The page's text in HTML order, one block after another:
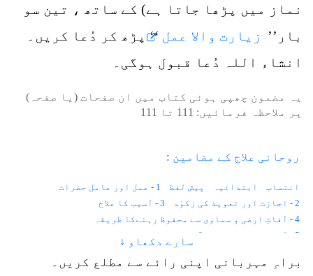
نماز میں پڑھا جاتا ہے) کے ساتھ ، تین سو
بار’’
زیارت والا عمل ‘‘ پڑھ کر دُعا کریں۔
انشاء اللہ دُعا قبول ہوگی۔
یہ مضمون چھپی ہوئی کتاب میں ان صفحات (یا صفحہ)
پر ملاحظہ فرمائیں: 111 تا 111
روحانی علاج کے مضامین :
انتساب ابتدائیہ پیش لفظ
1 - عمل اور عامل حضرات
2 - اجازت اور تعویذ کی زکوٰۃ
3 - آسیب کا علاج
4 - آفاتِ ارضی و سماوی سے محفوظ رہنےکا طریقہ
5 - آنکھوں کے امراض
6 - موتیا اور پڑبال
10 - آنکھ کا نا سُور
11 - بھینگا پن
سارے دکھاو ↓
براہِ مہربانی اپنی رائے سے مطلع کریں۔